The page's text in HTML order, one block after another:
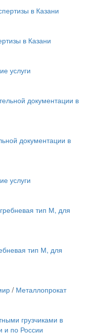
в Казани
услуги
документации в
услуги
тип М, для
/ Металлопрокат